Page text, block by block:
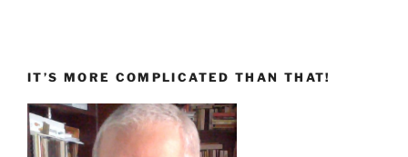
IT’S MORE COMPLICATED THAN THAT!